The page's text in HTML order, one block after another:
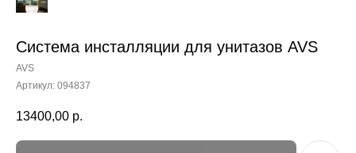
Система инсталляции для унитазов AVS
AVS
Артикул: 094837
13400,00 р.